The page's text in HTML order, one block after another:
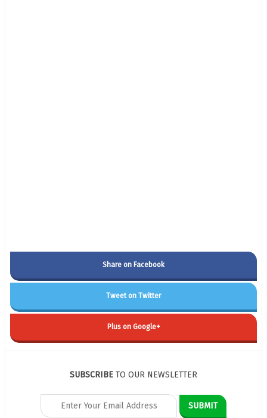
Share on Facebook
Tweet on Twitter
Plus on Google+
SUBSCRIBE TO OUR NEWSLETTER